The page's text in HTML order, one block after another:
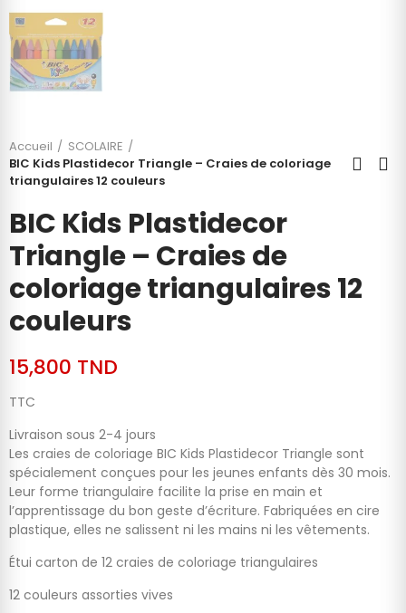
Accueil
SCOLAIRE
BIC Kids Plastidecor Triangle – Craies de coloriage
triangulaires 12 couleurs
BIC Kids Plastidecor
Triangle – Craies de
coloriage triangulaires 12
couleurs
15,800 TND
TTC
Livraison sous 2-4 jours
Les craies de coloriage BIC Kids Plastidecor Triangle sont
spécialement conçues pour les jeunes enfants dès 30 mois.
Leur forme triangulaire facilite la prise en main et
l’apprentissage du bon geste d’écriture. Fabriquées en cire
plastique, elles ne salissent ni les mains ni les vêtements.
Étui carton de 12 craies de coloriage triangulaires
12 couleurs assorties vives